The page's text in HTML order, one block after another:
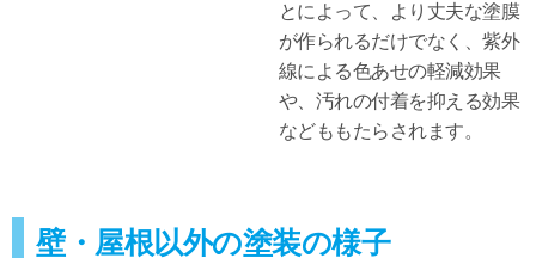
とによって、より丈夫な塗膜
が作られるだけでなく、紫外
線による色あせの軽減効果
や、汚れの付着を抑える効果
などももたらされます。
壁・屋根以外の塗装の様子